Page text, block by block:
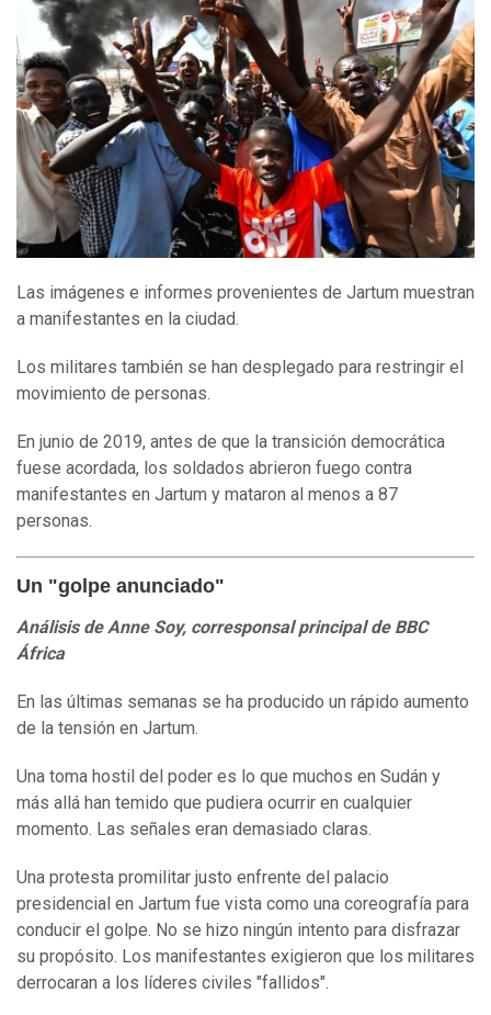
Las imágenes e informes provenientes de Jartum muestran
a manifestantes en la ciudad.
Los militares también se han desplegado para restringir el
movimiento de personas.
En junio de 2019, antes de que la transición democrática
fuese acordada, los soldados abrieron fuego contra
manifestantes en Jartum y mataron al menos a 87
personas.
Un "golpe anunciado"
Análisis de Anne Soy, corresponsal principal de BBC
África
En las últimas semanas se ha producido un rápido aumento
de la tensión en Jartum.
Una toma hostil del poder es lo que muchos en Sudán y
más allá han temido que pudiera ocurrir en cualquier
momento. Las señales eran demasiado claras.
Una protesta promilitar justo enfrente del palacio
presidencial en Jartum fue vista como una coreografía para
conducir el golpe. No se hizo ningún intento para disfrazar
su propósito. Los manifestantes exigieron que los militares
derrocaran a los líderes civiles "fallidos".